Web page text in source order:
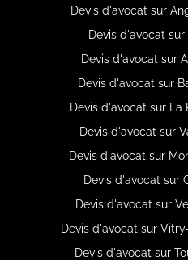
Devis d'avocat sur
Devis d'avocat
Devis d'avocat sur
Devis d'avocat sur
Devis d'avocat sur La
Devis d'avocat sur
Devis d'avocat sur
Devis d'avocat sur
Devis d'avocat sur
Devis d'avocat sur
Devis d'avocat sur